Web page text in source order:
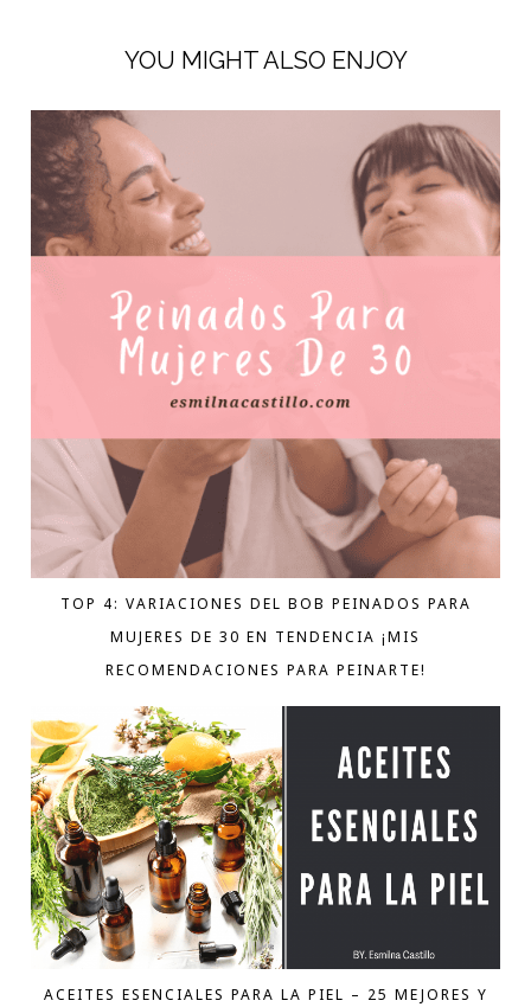
YOU MIGHT ALSO ENJOY
TOP 4: VARIACIONES DEL BOB PEINADOS PARA
MUJERES DE 30 EN TENDENCIA ¡MIS
RECOMENDACIONES PARA PEINARTE!
ACEITES ESENCIALES PARA LA PIEL – 25 MEJORES Y